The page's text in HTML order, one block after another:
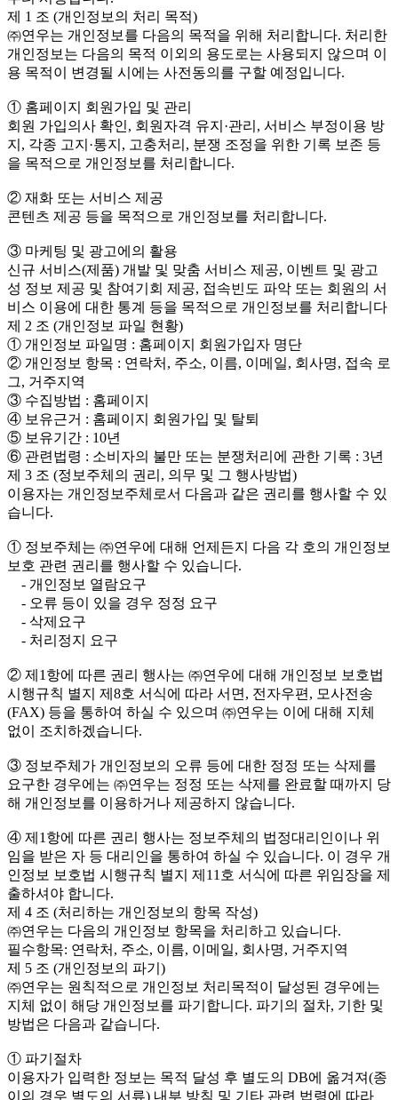
제 1 조 (개인정보의 처리 목적)
㈜연우는 개인정보를 다음의 목적을 위해 처리합니다. 처리한
개인정보는 다음의 목적 이외의 용도로는 사용되지 않으며 이
용 목적이 변경될 시에는 사전동의를 구할 예정입니다.
① 홈페이지 회원가입 및 관리
회원 가입의사 확인, 회원자격 유지·관리, 서비스 부정이용 방
지, 각종 고지·통지, 고충처리, 분쟁 조정을 위한 기록 보존 등
을 목적으로 개인정보를 처리합니다.
② 재화 또는 서비스 제공
콘텐츠 제공 등을 목적으로 개인정보를 처리합니다.
③ 마케팅 및 광고에의 활용
신규 서비스(제품) 개발 및 맞춤 서비스 제공, 이벤트 및 광고
성 정보 제공 및 참여기회 제공, 접속빈도 파악 또는 회원의 서
비스 이용에 대한 통계 등을 목적으로 개인정보를 처리합니다
제 2 조 (개인정보 파일 현황)
① 개인정보 파일명 : 홈페이지 회원가입자 명단
② 개인정보 항목 : 연락처, 주소, 이름, 이메일, 회사명, 접속 로
그, 거주지역
③ 수집방법 : 홈페이지
④ 보유근거 : 홈페이지 회원가입 및 탈퇴
⑤ 보유기간 : 10년
⑥ 관련법령 : 소비자의 불만 또는 분쟁처리에 관한 기록 : 3년
제 3 조 (정보주체의 권리, 의무 및 그 행사방법)
이용자는 개인정보주체로서 다음과 같은 권리를 행사할 수 있
습니다.
① 정보주체는 ㈜연우에 대해 언제든지 다음 각 호의 개인정보
보호 관련 권리를 행사할 수 있습니다.
- 개인정보 열람요구
- 오류 등이 있을 경우 정정 요구
- 삭제요구
- 처리정지 요구
② 제1항에 따른 권리 행사는 ㈜연우에 대해 개인정보 보호법
시행규칙 별지 제8호 서식에 따라 서면, 전자우편, 모사전송
(FAX) 등을 통하여 하실 수 있으며 ㈜연우는 이에 대해 지체
없이 조치하겠습니다.
③ 정보주체가 개인정보의 오류 등에 대한 정정 또는 삭제를
요구한 경우에는 ㈜연우는 정정 또는 삭제를 완료할 때까지 당
해 개인정보를 이용하거나 제공하지 않습니다.
④ 제1항에 따른 권리 행사는 정보주체의 법정대리인이나 위
임을 받은 자 등 대리인을 통하여 하실 수 있습니다. 이 경우 개
인정보 보호법 시행규칙 별지 제11호 서식에 따른 위임장을 제
출하셔야 합니다.
제 4 조 (처리하는 개인정보의 항목 작성)
㈜연우는 다음의 개인정보 항목을 처리하고 있습니다.
필수항목: 연락처, 주소, 이름, 이메일, 회사명, 거주지역
제 5 조 (개인정보의 파기)
㈜연우는 원칙적으로 개인정보 처리목적이 달성된 경우에는
지체 없이 해당 개인정보를 파기합니다. 파기의 절차, 기한 및
방법은 다음과 같습니다.
① 파기절차
이용자가 입력한 정보는 목적 달성 후 별도의 DB에 옮겨져(종
이의 경우 별도의 서류) 내부 방침 및 기타 관련 법령에 따라